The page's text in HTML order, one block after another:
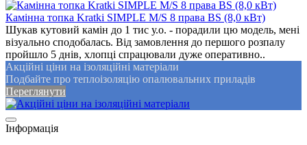
Камінна топка Kratki SIMPLE M/S 8 права BS (8,0 кВт)
Шукав кутовий камін до 1 тис у.о. - порадили цю модель, мені
візуально сподобалась. Від замовлення до першого розпалу
пройшло 5 днів, хлопці спрацювали дуже оперативно..
Акційні ціни на ізоляційні матеріали
Подбайте про теплоізоляцію опалювальних приладів
Переглянути
Інформація